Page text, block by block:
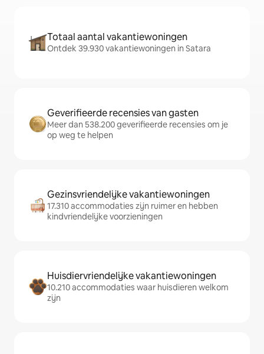
Totaal aantal vakantiewoningen
Ontdek 39.930 vakantiewoningen in Satara
Geverifieerde recensies van gasten
Meer dan 538.200 geverifieerde recensies om je
op weg te helpen
Gezinsvriendelijke vakantiewoningen
17.310 accommodaties zijn ruimer en hebben
kindvriendelijke voorzieningen
Huisdiervriendelijke vakantiewoningen
10.210 accommodaties waar huisdieren welkom
zijn